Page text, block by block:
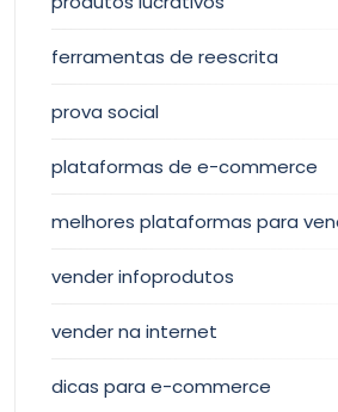
ferramentas de reescrita
prova social
plataformas de e-commerce
melhores plataformas para
vender infoprodutos
vender na internet
dicas para e-commerce